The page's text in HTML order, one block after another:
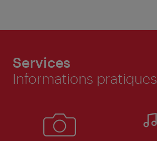
Services
Informations pratiques